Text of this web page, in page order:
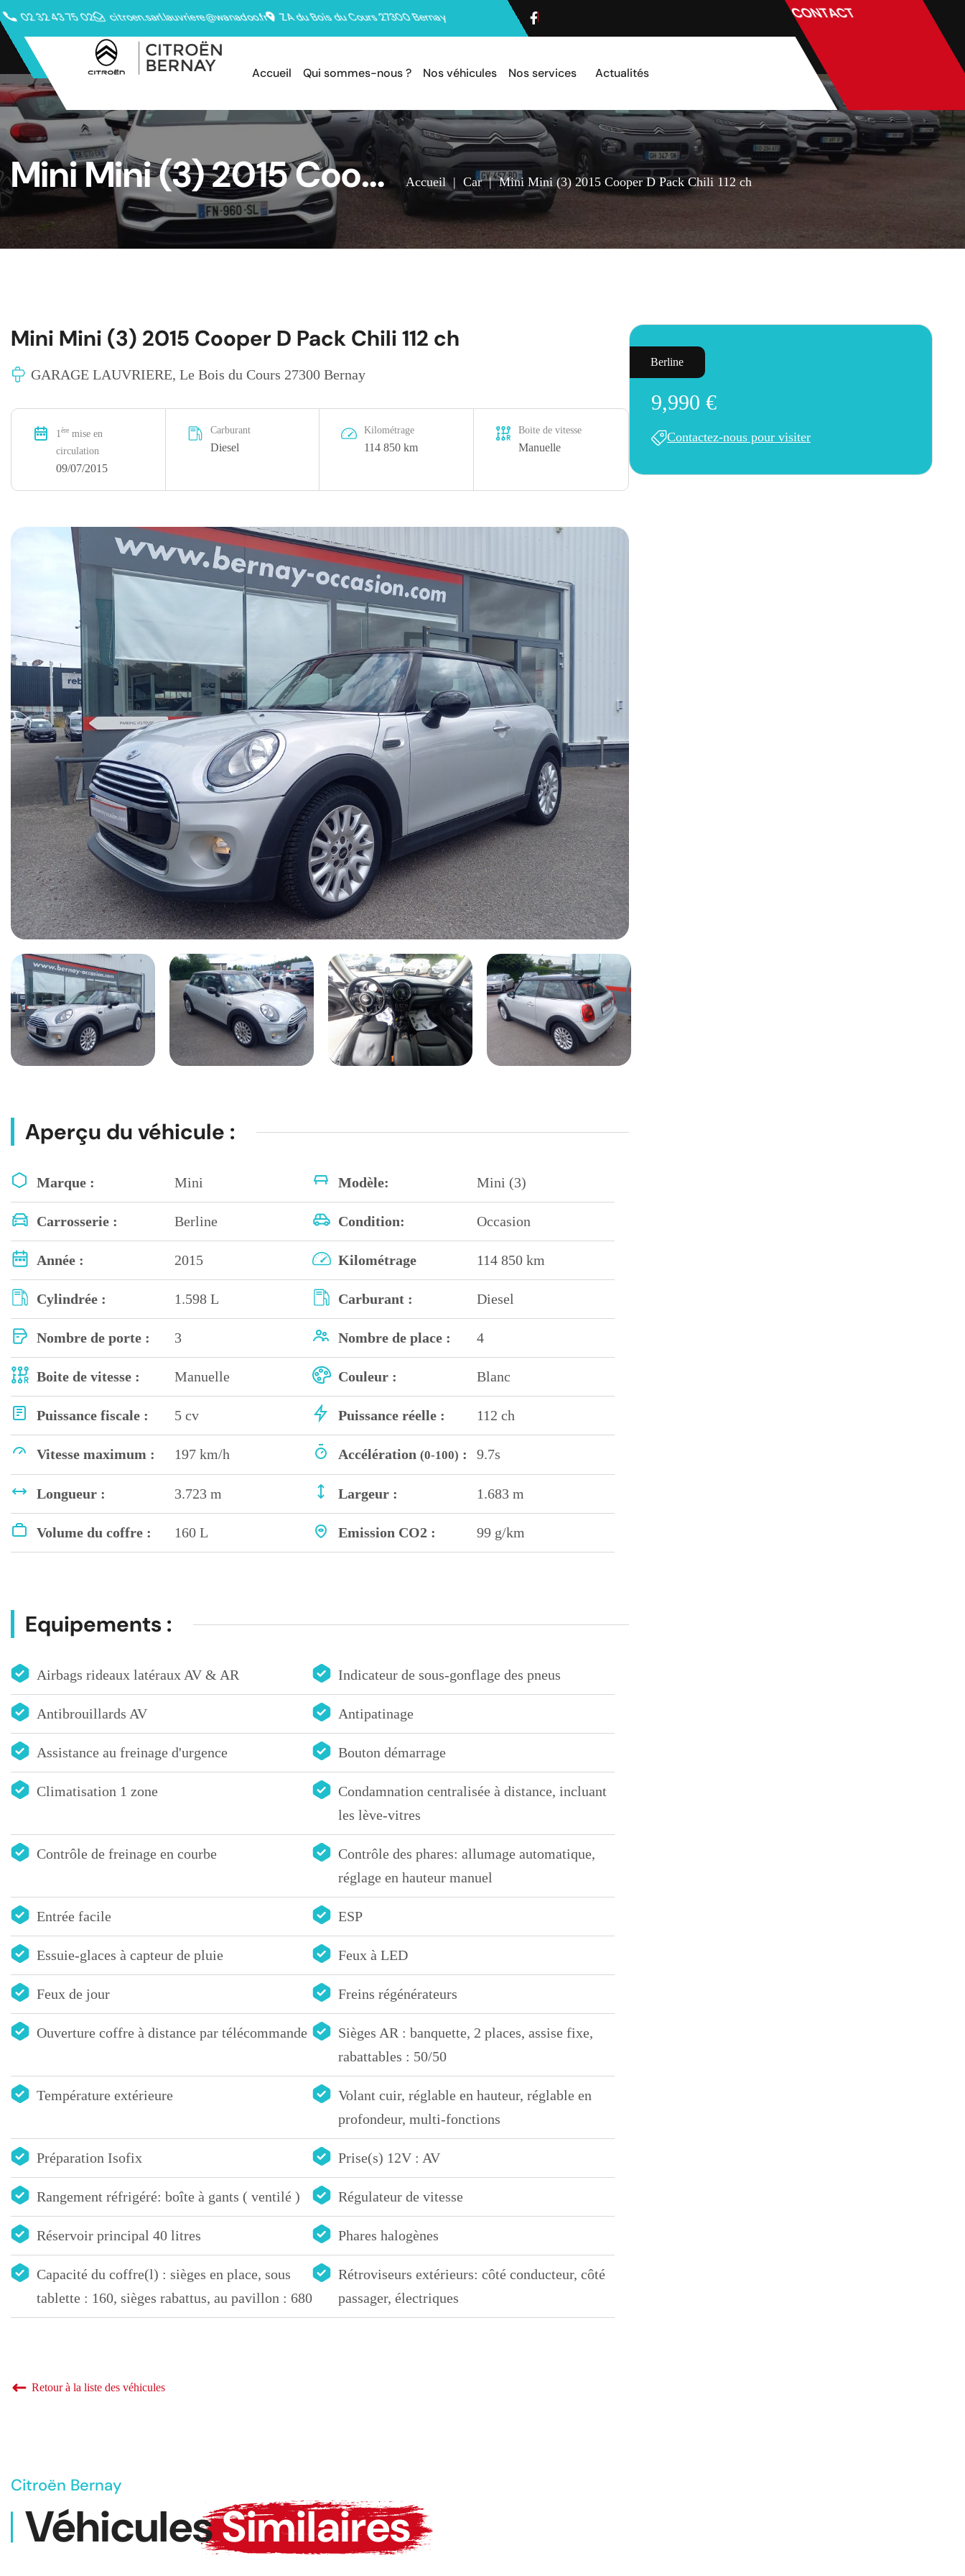
02 32 43 75 02 citroen.sarl.lauvriere@wanadoo.fr ZA du Bois du Cours 27300 Bernay
Accueil Qui sommes-nous ? Nos véhicules Nos services Actualités
CONTACT
Mini Mini (3) 2015 Coope
r D Pack Chili 112 ch
Accueil | Car | Mini Mini (3) 2015 Cooper D Pack Chili 112 ch
Mini Mini (3) 2015 Cooper D Pack Chili 112 ch
GARAGE LAUVRIERE, Le Bois du Cours 27300 Bernay
1ère mise en
circulation
09/07/2015
Carburant
Diesel
Kilométrage
114 850 km
Boite de vitesse
Manuelle
Aperçu du véhicule :
Marque : Mini Modèle: Mini (3)
Carrosserie : Berline Condition: Occasion
Année : 2015 Kilométrage 114 850 km
Cylindrée : 1.598 L Carburant : Diesel
Nombre de porte : 3 Nombre de place : 4
Boite de vitesse : Manuelle Couleur : Blanc
Puissance fiscale : 5 cv Puissance réelle : 112 ch
Vitesse maximum : 197 km/h Accélération(0-100) : 9.7s
Longueur : 3.723 m Largeur : 1.683 m
Volume du coffre : 160 L Emission CO2 : 99 g/km
Equipements :
Airbags rideaux latéraux AV & AR Indicateur de sous-gonflage des pneus
Antibrouillards AV Antipatinage
Assistance au freinage d'urgence Bouton démarrage
Climatisation 1 zone
Condamnation centralisée à distance, incluant
les lève-vitres
Contrôle de freinage en courbe
Contrôle des phares: allumage automatique,
réglage en hauteur manuel
Entrée facile ESP
Essuie-glaces à capteur de pluie Feux à LED
Feux de jour Freins régénérateurs
Ouverture coffre à distance par télécommande
Sièges AR : banquette, 2 places, assise fixe,
rabattables : 50/50
Température extérieure
Volant cuir, réglable en hauteur, réglable en
profondeur, multi-fonctions
Préparation Isofix Prise(s) 12V : AV
Rangement réfrigéré: boîte à gants ( ventilé ) Régulateur de vitesse
Réservoir principal 40 litres Phares halogènes
Capacité du coffre(l) : sièges en place, sous
tablette : 160, sièges rabattus, au pavillon : 680
Rétroviseurs extérieurs: côté conducteur, côté
passager, électriques
Berline
9,990 €
Contactez-nous pour visiter
Retour à la liste des véhicules
Citroën Bernay
VéhiculesSimilaires